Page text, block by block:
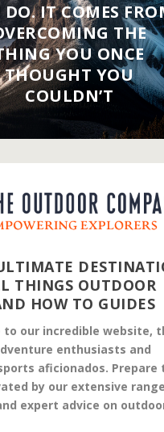
DO. IT COMES
THE
YOU ONCE
THOUGHT YOU
COULDN’T
THINGS OUTDOOR
HOW TO GUIDES
to our incredible website,
enthusiasts and
aficionados. Prepare
by our extensive
expert advice on